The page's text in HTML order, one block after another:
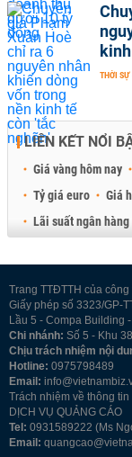
THỜI SỰ
LIÊN KẾT NỔI
Giá vàng hôm nay
Tỷ giá euro
Giá
Lãi suất ngân hàng
Trang TTĐTTH của
Giấy phép số 3323/GP-
Lầu 5 - Compa Building
Chi nhánh: Số 5 - Khu
Chịu trách nhiệm nội
Hotline: 0975798489
Email:
Trách nhiệm về thông tin
DỊCH VỤ QUẢNG CÁO
Tel: 0931589222 (Ms
Email: